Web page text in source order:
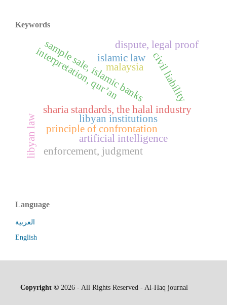
Keywords
sample sale, islamic banks
malaysia
sharia standards, the halal industry
libyan institutions
islamic law
principle of confrontation
artificial intelligence
civil liability
libyan law
dispute, legal proof
interpretation, qur’an
enforcement, judgment
Language
العربية
English
Copyright ©2026 - All Rights Reserved - Al-Haq journal